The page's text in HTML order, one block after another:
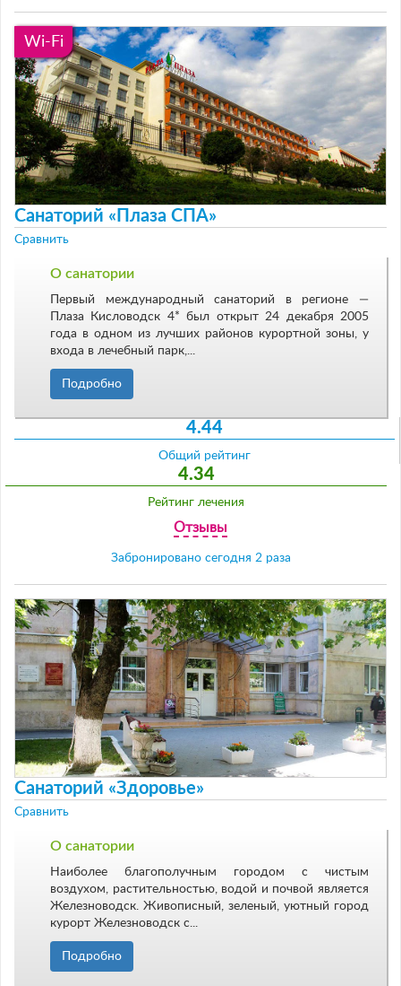
Wi-Fi
Санаторий «Плаза СПА»
Сравнить
О санатории
Первый международный санаторий в регионе —
Плаза Кисловодск 4* был открыт 24 декабря 2005
года в одном из лучших районов курортной зоны, у
входа в лечебный парк,...
Подробно
4.44
Общий рейтинг
4.34
Рейтинг лечения
Отзывы
Забронировано сегодня 2 раза
Санаторий «Здоровье»
Сравнить
О санатории
Наиболее благополучным городом с чистым
воздухом, растительностью, водой и почвой является
Железноводск. Живописный, зеленый, уютный город
курорт Железноводск с...
Подробно